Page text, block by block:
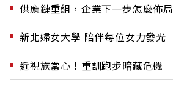
供應鏈重組，企業下一步怎麼佈局
新北婦女大學 陪伴每位女力發光
近視族當心！重訓跑步暗藏危機